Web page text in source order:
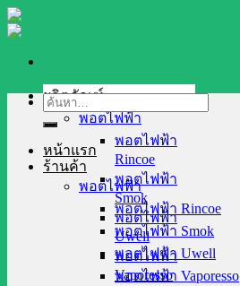
Skip
to
ผลิตภัณฑ์
พอตไฟฟ้า
พอตไฟฟ้า
Rincoe
พอตไฟฟ้า
Smok
พอตไฟฟ้า
Uwell
พอตไฟฟ้า
Vaporesso
ค้นหา:
หน้าแรก
ร้านค้า
พอตไฟฟ้า
พอตไฟฟ้า Rincoe
พอตไฟฟ้า Smok
พอตไฟฟ้า Uwell
พอตไฟฟ้า Vaporesso